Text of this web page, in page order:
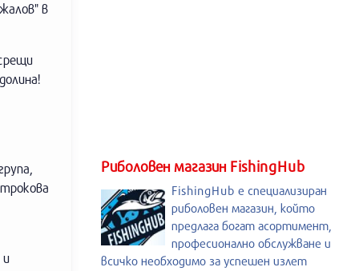
в
и
Риболовен магазин FishingHub
FishingHub е специализиран
риболовен магазин, който
предлага богат асортимент,
професионално обслужване и
всичко необходимо за успешен излет